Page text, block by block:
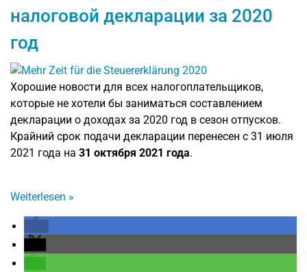
налоговой декларации за 2020
год
Хорошие новости для всех налогоплательщиков,
которые не хотели бы заниматься составлением
декларации о доходах за 2020 год в сезон отпусков.
Крайний срок подачи декларации перенесен с 31 июля
2021 года на 31 октября 2021 года.
Weiterlesen »